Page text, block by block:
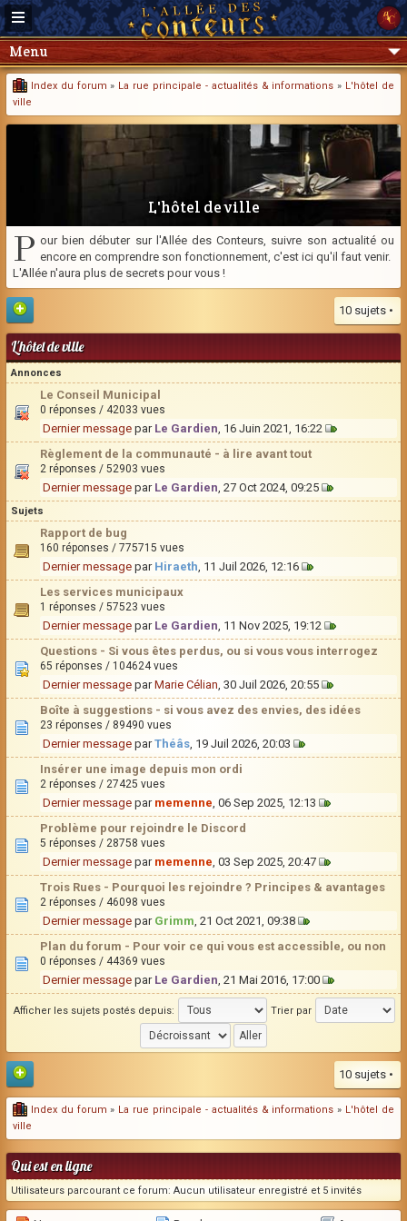
Menu
Index du forum » La rue principale - actualités & informations » L'hôtel de
ville
L'hôtel de ville
P our bien débuter sur l'Allée des Conteurs, suivre son actualité ou
encore en comprendre son fonctionnement, c'est ici qu'il faut venir.
L'Allée n'aura plus de secrets pour vous !
10 sujets •
L'hôtel de ville
Annonces
Le Conseil Municipal
0 réponses / 42033 vues
Dernier message par Le Gardien, 16 Juin 2021, 16:22
Règlement de la communauté - à lire avant tout
2 réponses / 52903 vues
Dernier message par Le Gardien, 27 Oct 2024, 09:25
Sujets
Rapport de bug
160 réponses / 775715 vues
Dernier message par Hiraeth, 11 Juil 2026, 12:16
Les services municipaux
1 réponses / 57523 vues
Dernier message par Le Gardien, 11 Nov 2025, 19:12
Questions - Si vous êtes perdus, ou si vous vous interrogez
65 réponses / 104624 vues
Dernier message parMarie Célian, 30 Juil 2026, 20:55
Boîte à suggestions - si vous avez des envies, des idées
23 réponses / 89490 vues
Dernier message parThéâs, 19 Juil 2026, 20:03
Insérer une image depuis mon ordi
2 réponses / 27425 vues
Dernier message par memenne, 06 Sep 2025, 12:13
Problème pour rejoindre le Discord
5 réponses / 28758 vues
Dernier message par memenne, 03 Sep 2025, 20:47
Trois Rues - Pourquoi les rejoindre ? Principes & avantages
2 réponses / 46098 vues
Dernier message par Grimm, 21 Oct 2021, 09:38
Plan du forum - Pour voir ce qui vous est accessible, ou non
0 réponses / 44369 vues
Dernier message par Le Gardien, 21 Mai 2016, 17:00
Afficher les sujets postés depuis: Trier par
10 sujets •
Index du forum » La rue principale - actualités & informations » L'hôtel de
ville
Qui est en ligne
Utilisateurs parcourant ce forum: Aucun utilisateur enregistré et 5 invités